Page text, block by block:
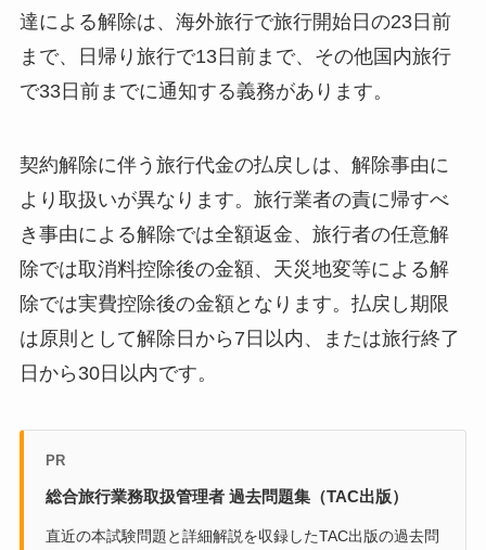
達による解除は、海外旅行で旅行開始日の23日前
まで、日帰り旅行で13日前まで、その他国内旅行
で33日前までに通知する義務があります。
契約解除に伴う旅行代金の払戻しは、解除事由に
より取扱いが異なります。旅行業者の責に帰すべ
き事由による解除では全額返金、旅行者の任意解
除では取消料控除後の金額、天災地変等による解
除では実費控除後の金額となります。払戻し期限
は原則として解除日から7日以内、または旅行終了
日から30日以内です。
PR
総合旅行業務取扱管理者 過去問題集（TAC出版）
直近の本試験問題と詳細解説を収録したTAC出版の過去問